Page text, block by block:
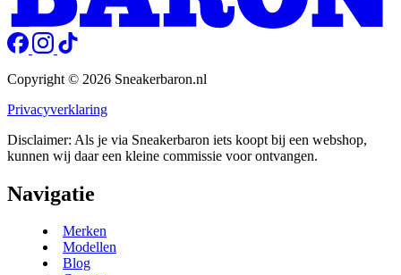
Copyright © 2026 Sneakerbaron.nl
Privacyverklaring
Disclaimer: Als je via Sneakerbaron iets koopt bij een webshop,
kunnen wij daar een kleine commissie voor ontvangen.
Navigatie
Merken
Modellen
Blog